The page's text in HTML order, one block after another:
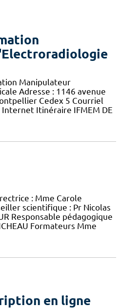
Manipulateur
Adresse : 1146 avenue
Cedex 5 Courriel
Internet Itinéraire IFMEM DE
: Mme Carole
scientifique : Pr Nicolas
Responsable pédagogique
Formateurs Mme
en ligne